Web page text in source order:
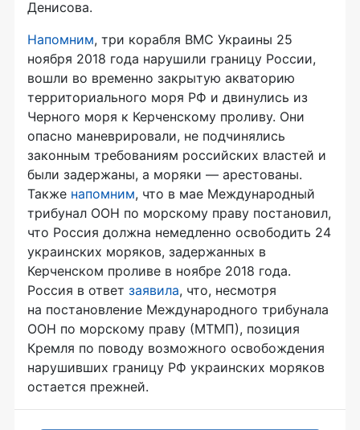
Денисова.
Напомним, три корабля ВМС Украины 25
ноября 2018 года нарушили границу России,
вошли во временно закрытую акваторию
территориального моря РФ и двинулись из
Черного моря к Керченскому проливу. Они
опасно маневрировали, не подчинялись
законным требованиям российских властей и
были задержаны, а моряки — арестованы.
Также напомним, что в мае Международный
трибунал ООН по морскому праву постановил,
что Россия должна немедленно освободить 24
украинских моряков, задержанных в
Керченском проливе в ноябре 2018 года.
Россия в ответ заявила, что, несмотря
на постановление Международного трибунала
ООН по морскому праву (МТМП), позиция
Кремля по поводу возможного освобождения
нарушивших границу РФ украинских моряков
остается прежней.